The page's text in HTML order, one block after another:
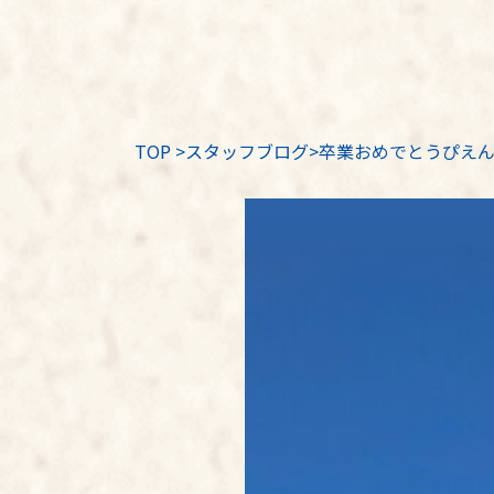
TOP >スタッフブログ>卒業おめでとうぴえん